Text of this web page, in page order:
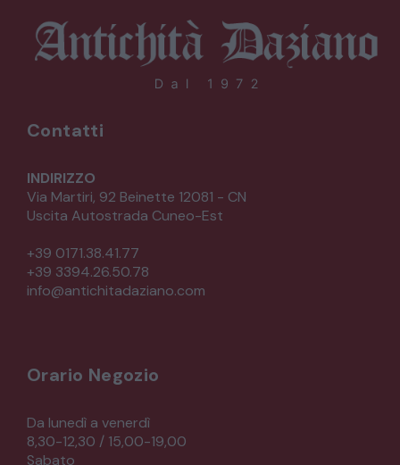
Contatti
INDIRIZZO
Via Martiri, 92 Beinette 12081 - CN
Uscita Autostrada Cuneo-Est
+39 0171.38.41.77
+39 3394.26.50.78
info@antichitadaziano.com
Orario Negozio
Da lunedì a venerdì
8,30-12,30 / 15,00-19,00
Sabato